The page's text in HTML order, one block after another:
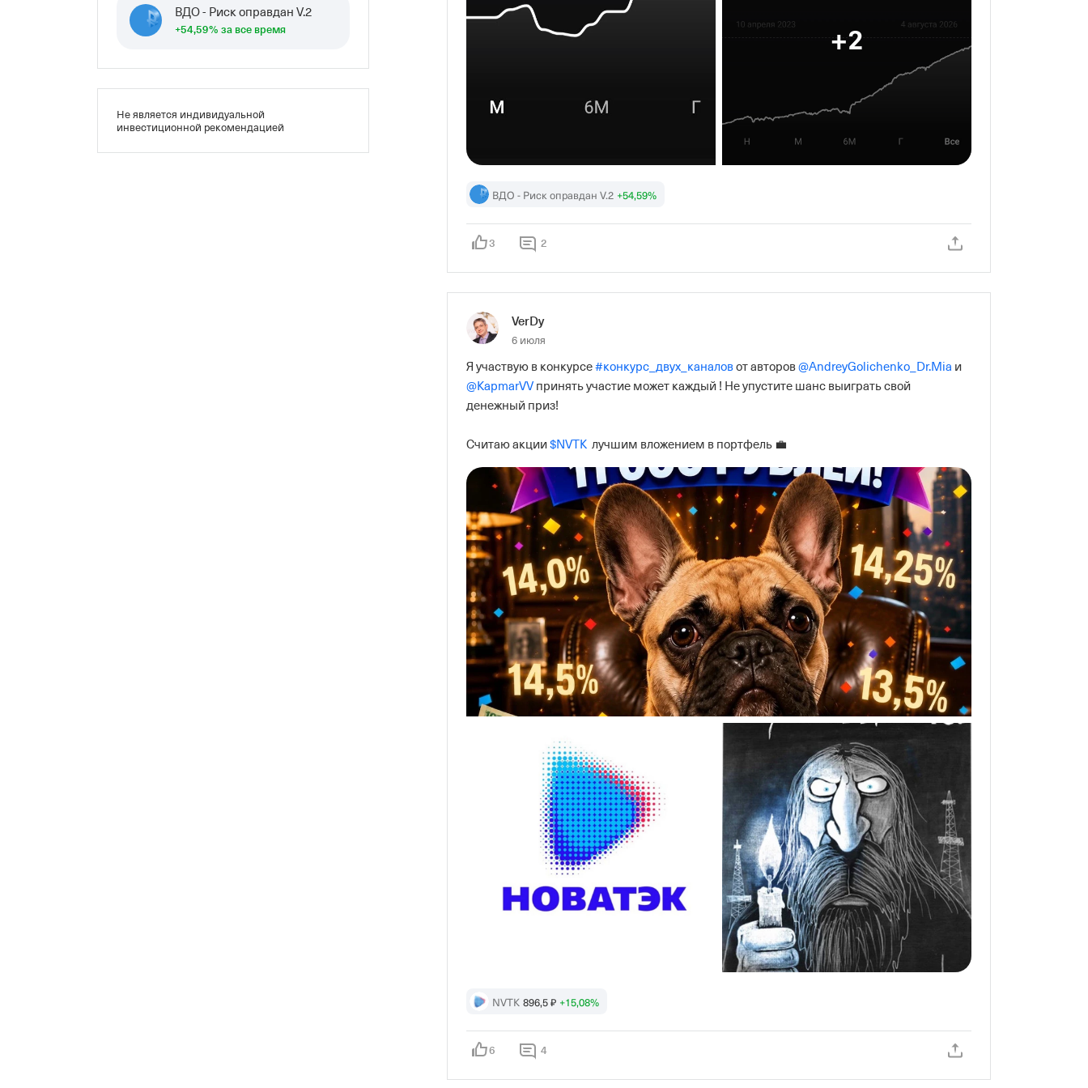
ВДО - Риск оправдан V.2
+54,59% за все время
Не является индивидуальной
инвестиционной рекомендацией
✅✅✅ из приятного...✅✅✅
Всем зеленых портфелей и удачи!!!
Инвестируйте с нами, инвестируйте как мы, инвестируйте лучше нас.
+2
ВДО - Риск оправдан V.2 +54,59%
3 2
VerDy
6 июля
Я участвую в конкурсе #конкурс_двух_каналов от авторов @AndreyGolichenko_Dr.Mia
@KapmarVV принять участие может каждый ! Не упустите шанс выиграть свой
денежный приз!
Считаю акции $NVTK
  лучшим вложением в портфель 💼
NVTK 896,5 ₽ +15,08%
6 4